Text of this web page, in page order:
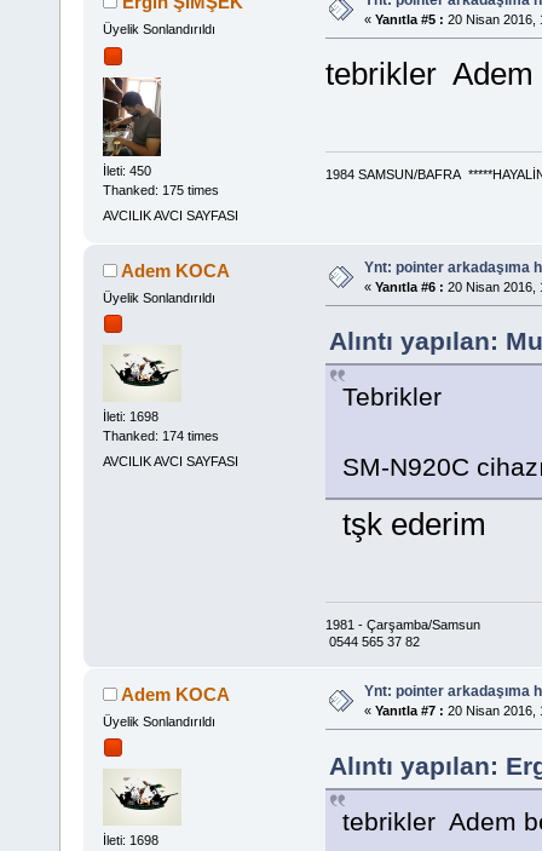
Üyelik Sonlandırıldı
İleti: 450
Thanked: 175 times
AVCILIK AVCI SAYFASI
« Yanıtla #5 : 20 Nisan 2016,
tebrikler
1984 SAMSUN/BAFRA
Adem KOCA
Üyelik Sonlandırıldı
İleti: 1698
Thanked: 174 times
AVCILIK AVCI SAYFASI
Ynt: pointer arkadaşıma
« Yanıtla #6 : 20 Nisan 2016,
Alıntı yapılan:
Tebrikler
SM-N920C
tşk ederim
1981 - Çarşamba/Samsun
0544 565 37 82
Adem KOCA
Üyelik Sonlandırıldı
İleti: 1698
Ynt: pointer arkadaşıma
« Yanıtla #7 : 20 Nisan 2016,
Alıntı yapılan:
tebrikler Adem